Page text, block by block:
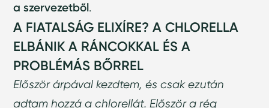
a szervezetből.
A FIATALSÁG ELIXÍRE? A CHLORELLA
ELBÁNIK A RÁNCOKKAL ÉS A
PROBLÉMÁS BŐRREL
Először árpával kezdtem, és csak ezután
adtam hozzá a chlorellát. Először a rég